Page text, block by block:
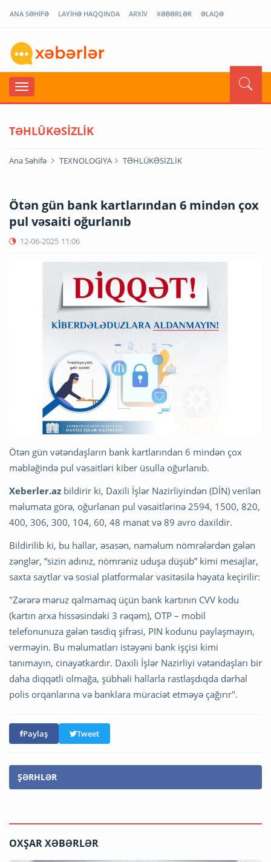
ANA SƏHİFƏ LAYİHƏ HAQQINDA ARXİV XƏBƏRLƏR ƏLAQƏ
TƏHLÜKƏSİZLİK
Ana Səhifə TEXNOLOGİYA TƏHLÜKƏSİZLİK
Ötən gün bank kartlarından 6 mindən çox
pul vəsaiti oğurlanıb
12-06-2025 11:06
Ötən gün vətəndaşların bank kartlarından 6 mindən çox
məbləğində pul vəsaitləri kiber üsulla oğurlanıb.
Xeberler.az bildirir ki, Daxili İşlər Nazirliyindən (DİN) verilən
məlumata görə, oğurlanan pul vəsaitlərinə 2594, 1500, 820,
400, 306, 300, 104, 60, 48 manat və 89 avro daxildir.
Bildirilib ki, bu hallar, əsasən, naməlum nömrələrdən gələn
zənglər, “sizin adınız, nömrəniz uduşa düşüb” kimi mesajlar,
saxta saytlar və sosial platformalar vasitəsilə həyata keçirilir:
"Zərərə məruz qalmamaq üçün bank kartının CVV kodu
(kartın arxa hissəsindəki 3 rəqəm), OTP – mobil
telefonunuza gələn təsdiq şifrəsi, PIN kodunu paylaşmayın,
verməyin. Bu məlumatları istəyəni bank işçisi kimi
tanımayın, cinayətkardır. Daxili İşlər Nazirliyi vətəndaşları bir
daha diqqətli olmağa, şübhəli hallarla rastlaşdıqda dərhal
polis orqanlarına və banklara müraciət etməyə çağırır".
Paylaş Tweet
ŞƏRHLƏR
OXŞAR XƏBƏRLƏR